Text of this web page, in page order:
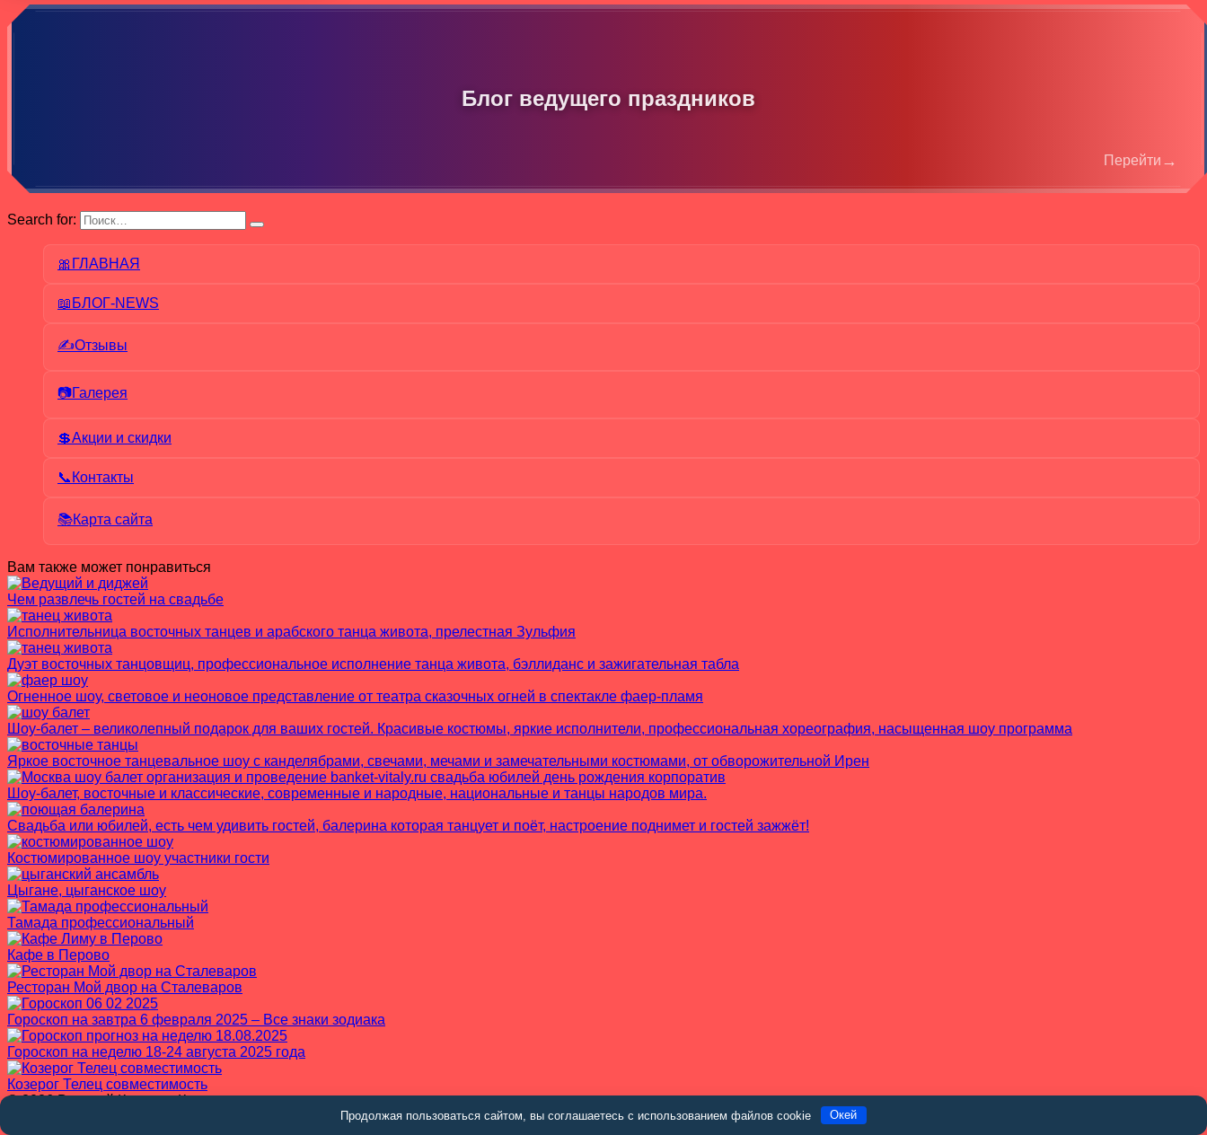
Блог ведущего праздников
Перейти →
Search for:
🎀ГЛАВНАЯ
📖БЛОГ-NEWS
✍Отзывы
📷Галерея
💲Акции и скидки
📞Контакты
📚Карта сайта
Вам также может понравиться
Чем развлечь гостей на свадьбе
Исполнительница восточных танцев и арабского танца живота, прелестная Зульфия
Дуэт восточных танцовщиц, профессиональное исполнение танца живота, бэллиданс и зажигательная табла
Огненное шоу, световое и неоновое представление от театра сказочных огней в спектакле фаер-пламя
Шоу-балет – великолепный подарок для ваших гостей. Красивые костюмы, яркие исполнители, профессиональная хореография, насыщенная шоу программа
Яркое восточное танцевальное шоу с канделябрами, свечами, мечами и замечательными костюмами, от обворожительной Ирен
Шоу-балет, восточные и классические, современные и народные, национальные и танцы народов мира.
Свадьба или юбилей, есть чем удивить гостей, балерина которая танцует и поёт, настроение поднимет и гостей зажжёт!
Костюмированное шоу участники гости
Цыгане, цыганское шоу
Тамада профессиональный
Кафе в Перово
Ресторан Мой двор на Сталеваров
Гороскоп на завтра 6 февраля 2025 – Все знаки зодиака
Гороскоп на неделю 18-24 августа 2025 года
Козерог Телец совместимость
© 2026 Виталий КалашниК
Продолжая пользоваться сайтом, вы соглашаетесь с использованием файлов cookie Окей